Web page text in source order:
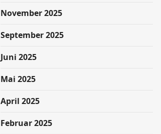
November 2025
September 2025
Juni 2025
Mai 2025
April 2025
Februar 2025